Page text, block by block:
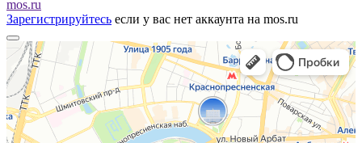
mos.ru
Зарегистрируйтесь если у вас нет аккаунта на mos.ru